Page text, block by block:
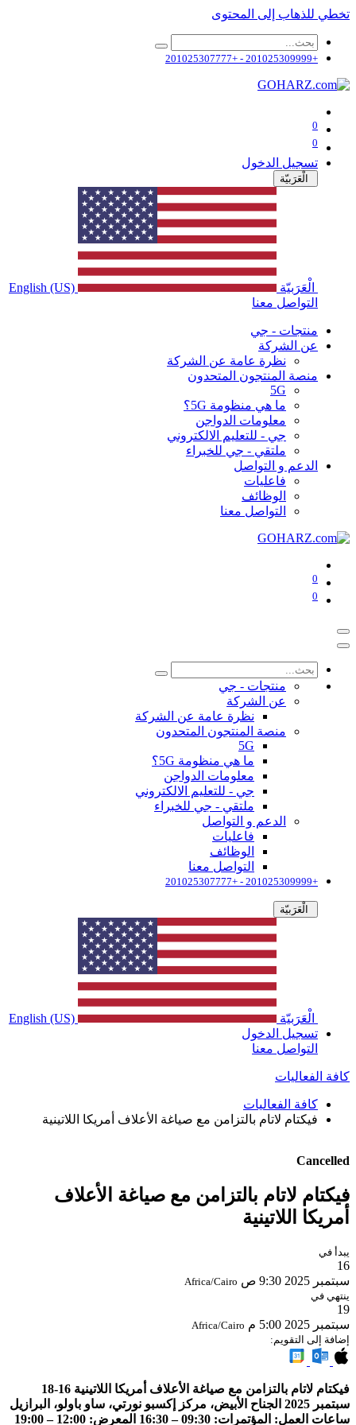
تخطي للذهاب إلى المحتوى
+201025309999 - +201025307777
0
0
تسجيل الدخول
الْعَرَبيّة
الْعَرَبيّة
English (US)
التواصل معنا
منتجات - جي
عن الشركة
نظرة عامة عن الشركة
منصة المنتجون المتحدون
5G
ما هي منظومة 5G؟
معلومات الدواجن
جي - للتعليم الالكتروني
ملتقي - جي للخبراء
الدعم و التواصل
فاعليات
الوظائف
التواصل معنا
0
0
منتجات - جي
عن الشركة
نظرة عامة عن الشركة
منصة المنتجون المتحدون
5G
ما هي منظومة 5G؟
معلومات الدواجن
جي - للتعليم الالكتروني
ملتقي - جي للخبراء
الدعم و التواصل
فاعليات
الوظائف
التواصل معنا
+201025309999 - +201025307777
الْعَرَبيّة
الْعَرَبيّة
English (US)
تسجيل الدخول
التواصل معنا
كافة الفعاليات
كافة الفعاليات
فيكتام لاتام بالتزامن مع صياغة الأعلاف أمريكا اللاتينية
Cancelled
فيكتام لاتام بالتزامن مع صياغة الأعلاف
أمريكا اللاتينية
يبدأ في
16
سبتمبر 2025
9:30 ص
Africa/Cairo
ينتهي في
19
سبتمبر 2025
5:00 م
Africa/Cairo
إضافة إلى التقويم:
فيكتام لاتام بالتزامن مع صياغة الأعلاف أمريكا اللاتينية 16-18
سبتمبر 2025 الجناح الأبيض، مركز إكسبو نورتي، ساو باولو، البرازيل
ساعات العمل: المؤتمرات: 09:30 – 16:30 المعرض: 12:00 – 19:00